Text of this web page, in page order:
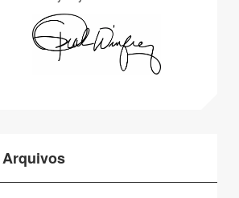
Arquivos